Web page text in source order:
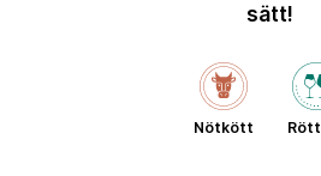
sätt!
Nötkött